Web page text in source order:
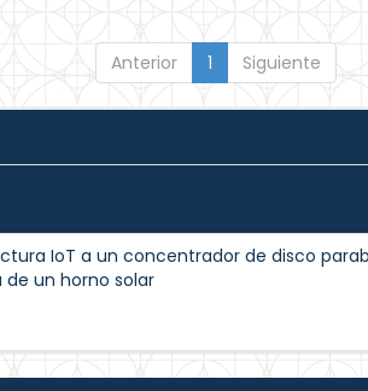
Anterior 1 Siguiente
IoT a un concentrador de disco
un horno solar